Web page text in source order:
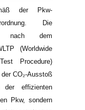
der Pkw-
Die
nach dem
(Worldwide
Procedure)
CO₂-Ausstoß
effizienten
Pkw, sondern